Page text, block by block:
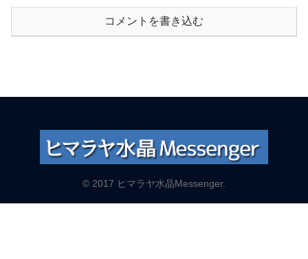
コメントを書き込む
© 2017 ヒマラヤ水晶Messenger.